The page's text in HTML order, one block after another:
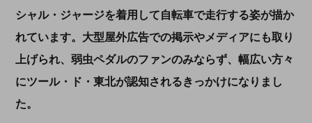
シャル・ジャージを着用して自転車で走行する姿が描か
れています。大型屋外広告での掲示やメディアにも取り
上げられ、弱虫ペダルのファンのみならず、幅広い方々
にツール・ド・東北が認知されるきっかけになりまし
た。